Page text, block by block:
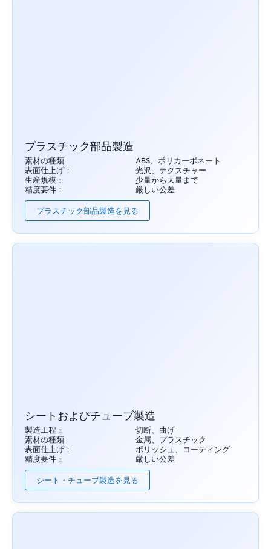
プラスチック部品製造
素材の種類
ABS、ポリカーボネート
表面仕上げ：
光沢、テクスチャー
生産規模：
少量から大量まで
精度要件：
厳しい公差
プラスチック部品製造を見る
シートおよびチューブ製造
製造工程：
切断、曲げ
素材の種類
金属、プラスチック
表面仕上げ：
ポリッシュ、コーティング
精度要件：
厳しい公差
シート・チューブ製造を見る